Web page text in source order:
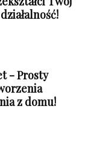
- Prosty
z domu!